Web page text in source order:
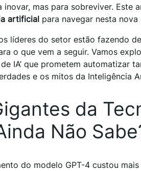
inovar, mas para sobreviver. Este
artificial para navegar nesta nova
líderes do setor estão fazendo
o que vem a seguir. Vamos
de IA’ que prometem
e os mitos da Inteligência
da
Não
do modelo GPT-4 custou mais